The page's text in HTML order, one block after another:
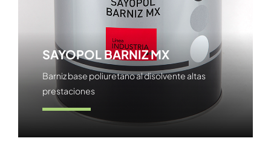
SAYOPOL BARNIZ MX
Barniz base poliuretano al disolvente altas
prestaciones
Ver producto